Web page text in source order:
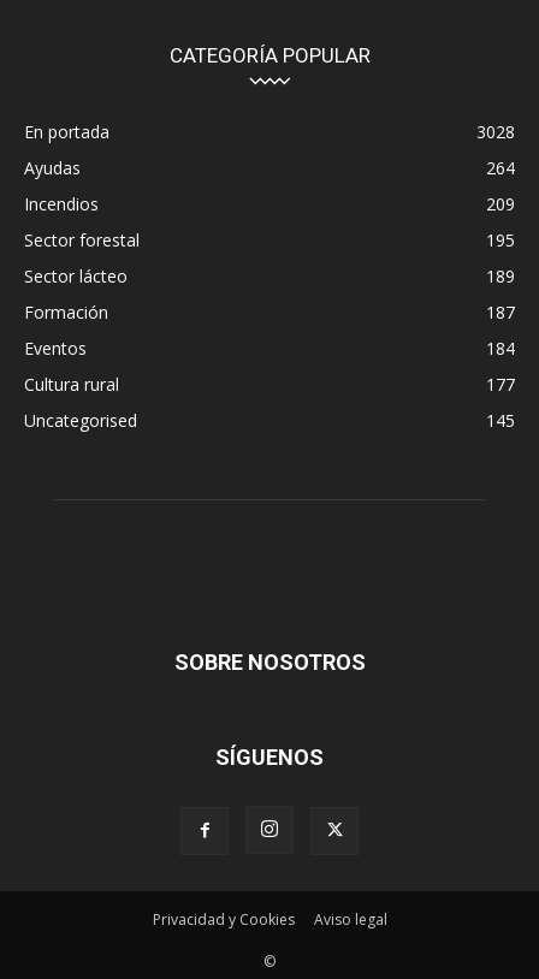
CATEGORÍA POPULAR
En portada
3028
Ayudas
264
Incendios
209
Sector forestal
195
Sector lácteo
189
Formación
187
Eventos
184
Cultura rural
177
Uncategorised
145
SOBRE NOSOTROS
SÍGUENOS
Privacidad y Cookies Aviso legal
©